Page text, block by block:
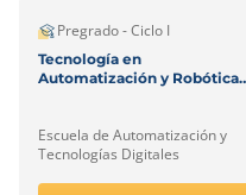
Pregrado - Ciclo I
Tecnología en
Automatización y Robótica
Escuela de Automatización y
Tecnologías Digitales